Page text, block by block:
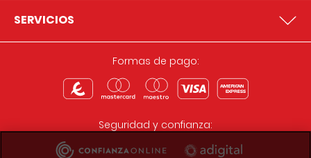
SERVICIOS
Formas de pago:
Seguridad y confianza: